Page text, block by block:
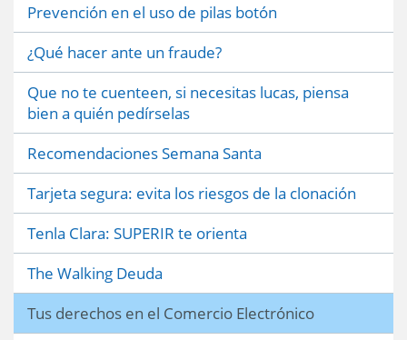
Prevención en el uso de pilas botón
¿Qué hacer ante un fraude?
Que no te cuenteen, si necesitas lucas, piensa
bien a quién pedírselas
Recomendaciones Semana Santa
Tarjeta segura: evita los riesgos de la clonación
Tenla Clara: SUPERIR te orienta
The Walking Deuda
Tus derechos en el Comercio Electrónico